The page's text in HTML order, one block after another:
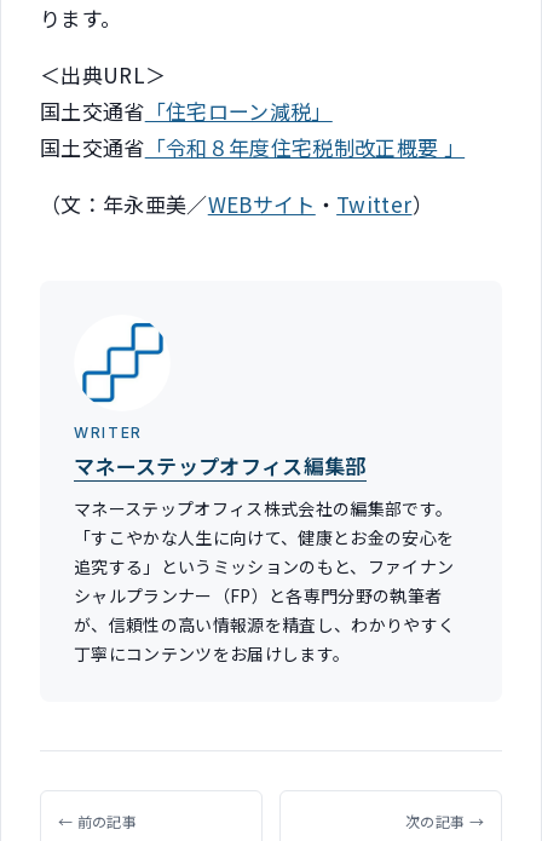
ります。
＜出典URL＞
国土交通省 「住宅ローン減税」
国土交通省 「令和８年度住宅税制改正概要 」
（文：年永亜美／WEBサイト ・ Twitter）
WRITER
マネーステップオフィス編集部
マネーステップオフィス株式会社の編集部です。
「すこやかな人生に向けて、健康とお金の安心を
追究する」というミッションのもと、ファイナン
シャルプランナー（FP）と各専門分野の執筆者
が、信頼性の高い情報源を精査し、わかりやすく
丁寧にコンテンツをお届けします。
← 前の記事 次の記事 →